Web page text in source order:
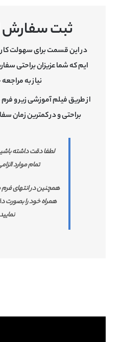
ثبت
در این قسمت برای سهولت کار
ایم که شما عزیزان براحتی
نیاز به
از طریق فیلم آموزشی زیر و فرم
براحتی و در کمترین زمان
لطفا دقت داشته
تمام موارد
همچنین در انتهای
همراه خود را بصورت
نمایید